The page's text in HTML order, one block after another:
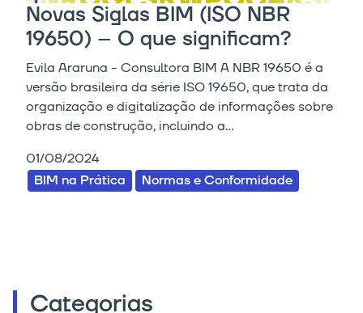
Novas Siglas BIM (ISO NBR
19650) – O que significam?
Evila Araruna - Consultora BIM A NBR 19650 é a
versão brasileira da série ISO 19650, que trata da
organização e digitalização de informações sobre
obras de construção, incluindo a...
01/08/2024
BIM na Prática
Normas e Conformidade
Categorias